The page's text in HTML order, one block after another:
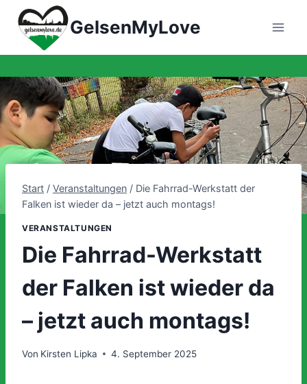
Zum
Inhalt
springen
GelsenMyLove
Start / Veranstaltungen / Die Fahrrad-Werkstatt der
Falken ist wieder da – jetzt auch montags!
VERANSTALTUNGEN
Die Fahrrad-Werkstatt
der Falken ist wieder da
– jetzt auch montags!
Von Kirsten Lipka 4. September 2025